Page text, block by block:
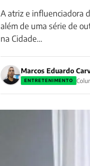
A atriz e influenciadora
além de uma série de
na Cidade…
Marcos Eduardo
ENTRETENIMENTO